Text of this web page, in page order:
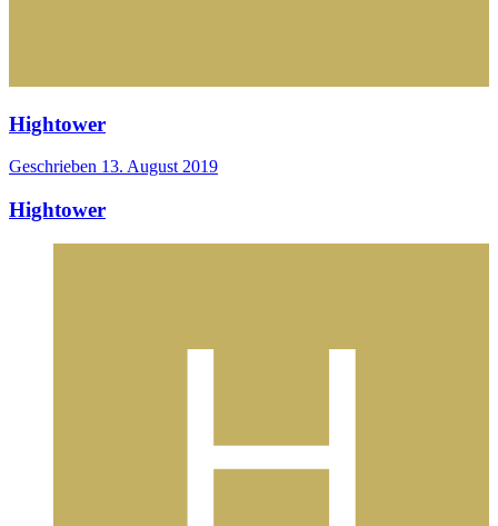
Hightower
Geschrieben 13. August 2019
Hightower